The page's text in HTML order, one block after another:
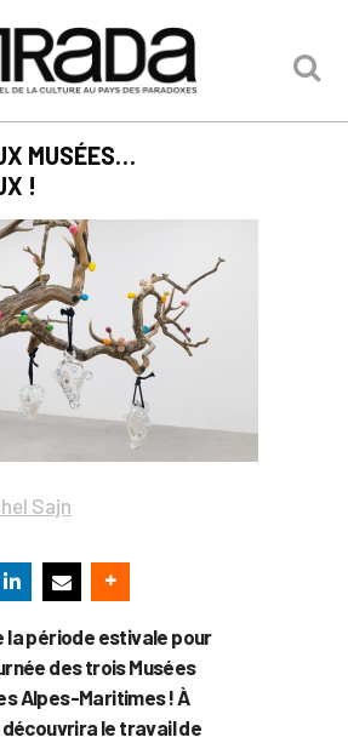
MUSÉES…
!
Sajn
la période estivale pour
des trois Musées
Alpes-Maritimes ! À
découvrira le travail de